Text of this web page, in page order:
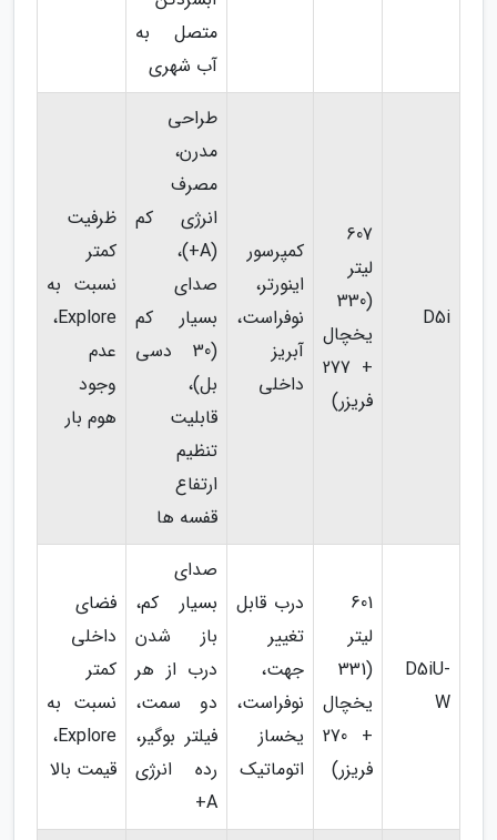
متصل به
آب شهری
D5i
607
لیتر
(330
یخچال
+ 277
فریزر)
کمپرسور
اینورتر،
نوفراست،
آبریز
داخلی
طراحی
مدرن،
مصرف
انرژی کم
(A+)،
صدای
بسیار کم
(30 دسی
بل)،
قابلیت
تنظیم
ارتفاع
قفسه ها
ظرفیت
کمتر
نسبت به
Explore،
عدم
وجود
هوم بار
D5iU-
W
601
لیتر
(331
یخچال
+ 270
فریزر)
درب قابل
تغییر
جهت،
نوفراست،
یخساز
اتوماتیک
صدای
بسیار کم،
باز شدن
درب از هر
دو سمت،
فیلتر بوگیر،
رده انرژی
A+
فضای
داخلی
کمتر
نسبت به
Explore،
قیمت بالا